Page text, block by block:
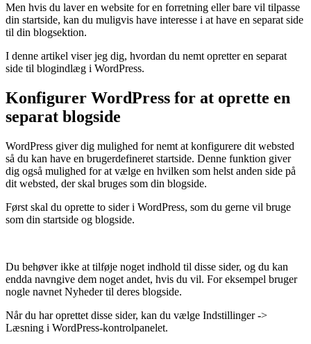
Men hvis du laver en website for en forretning eller bare vil tilpasse
din startside, kan du muligvis have interesse i at have en separat side
til din blogsektion.
I denne artikel viser jeg dig, hvordan du nemt opretter en separat
side til blogindlæg i WordPress.
Konfigurer WordPress for at oprette en
separat blogside
WordPress giver dig mulighed for nemt at konfigurere dit websted
så du kan have en brugerdefineret startside. Denne funktion giver
dig også mulighed for at vælge en hvilken som helst anden side på
dit websted, der skal bruges som din blogside.
Først skal du oprette to sider i WordPress, som du gerne vil bruge
som din startside og blogside.
Du behøver ikke at tilføje noget indhold til disse sider, og du kan
endda navngive dem noget andet, hvis du vil. For eksempel bruger
nogle navnet Nyheder til deres blogside.
Når du har oprettet disse sider, kan du vælge Indstillinger ->
Læsning i WordPress-kontrolpanelet.